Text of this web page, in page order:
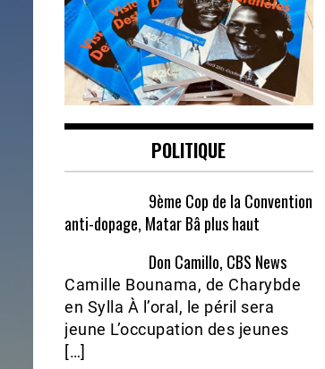
POLITIQUE
9ème Cop de la Convention
anti-dopage, Matar Bâ plus haut
Don Camillo, CBS News
Camille Bounama, de Charybde
en Sylla À l’oral, le péril sera
jeune L’occupation des jeunes
[…]